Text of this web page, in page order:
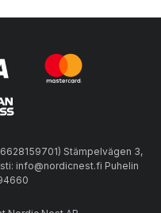
Stämpelvägen 3,
info@nordicnest.fi Puhelin